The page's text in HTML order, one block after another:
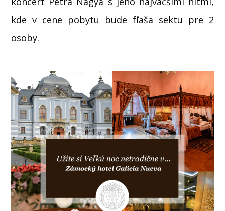
kde v cene pobytu bude fľaša sektu pre 2
osoby.